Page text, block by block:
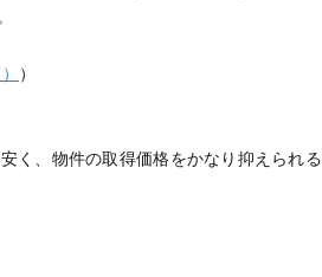
）
く、物件の取得価格をかなり抑えられ